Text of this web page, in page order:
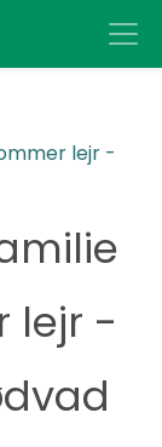
lejr -
lejr -